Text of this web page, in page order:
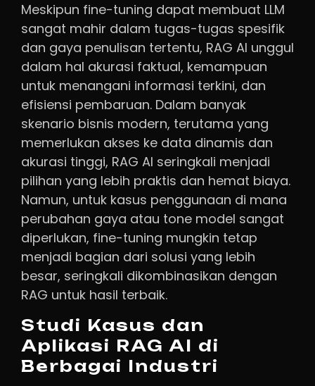
Meskipun fine-tuning dapat membuat LLM
sangat mahir dalam tugas-tugas spesifik
dan gaya penulisan tertentu, RAG AI unggul
dalam hal akurasi faktual, kemampuan
untuk menangani informasi terkini, dan
efisiensi pembaruan. Dalam banyak
skenario bisnis modern, terutama yang
memerlukan akses ke data dinamis dan
akurasi tinggi, RAG AI seringkali menjadi
pilihan yang lebih praktis dan hemat biaya.
Namun, untuk kasus penggunaan di mana
perubahan gaya atau tone model sangat
diperlukan, fine-tuning mungkin tetap
menjadi bagian dari solusi yang lebih
besar, seringkali dikombinasikan dengan
RAG untuk hasil terbaik.
Studi Kasus dan
Aplikasi RAG AI di
Berbagai Industri